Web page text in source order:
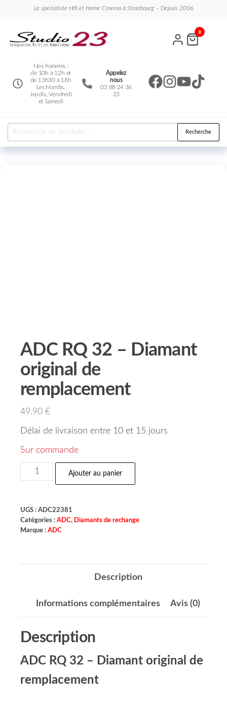
Le spécialiste Hifi et Home Cinema à Strasbourg – Depuis 2006
Nos horaires :
de 10h à 12h et
de 13h30 à 18h
Les Mardis,
Jeudis, Vendredi
et Samedi
Appelez
nous
03 88 24 36
23
0
Recherche
ADC RQ 32 – Diamant
original de
remplacement
49.90 €
Délai de livraison entre 10 et 15 jours
Sur commande
Ajouter au panier
UGS : ADC22381
Catégories : ADC, Diamants de rechange
Marque : ADC
Description
Informations complémentaires Avis (0)
Description
ADC RQ 32 – Diamant original de
remplacement